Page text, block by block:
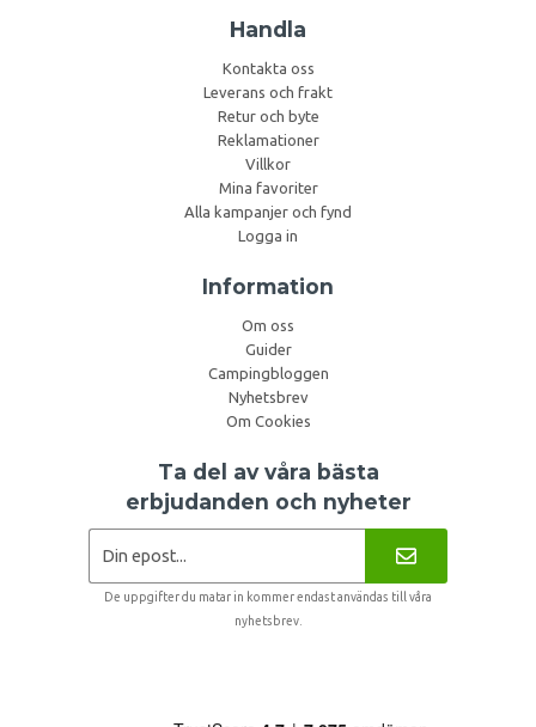
Handla
Kontakta oss
Leverans och frakt
Retur och byte
Reklamationer
Villkor
Mina favoriter
Alla kampanjer och fynd
Logga in
Information
Om oss
Guider
Campingbloggen
Nyhetsbrev
Om Cookies
Ta del av våra bästa
erbjudanden och nyheter
De uppgifter du matar in kommer endast användas till våra
nyhetsbrev.